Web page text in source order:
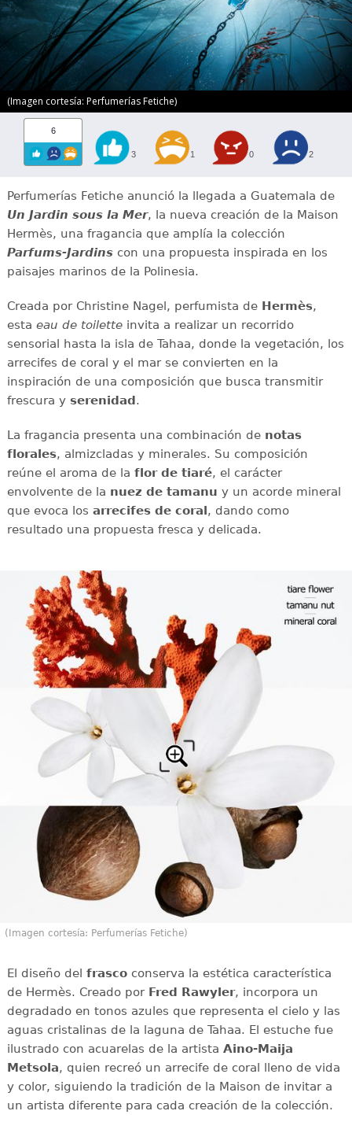
(Imagen cortesía: Perfumerías Fetiche)
6
3 1 0 2
Perfumerías Fetiche anunció la llegada a Guatemala de
Un Jardin sous la Mer, la nueva creación de la Maison
Hermès, una fragancia que amplía la colección
Parfums-Jardinscon una propuesta inspirada en los
paisajes marinos de la Polinesia.
Creada por Christine Nagel, perfumista de Hermès,
esta eau de toiletteinvita a realizar un recorrido
sensorial hasta la isla de Tahaa, donde la vegetación, los
arrecifes de coral y el mar se convierten en la
inspiración de una composición que busca transmitir
frescura y serenidad.
La fragancia presenta una combinación de notas
florales, almizcladas y minerales. Su composición
reúne el aroma de la flor de tiaré, el carácter
envolvente de la nuez de tamanu y un acorde mineral
que evoca los arrecifes de coral, dando como
resultado una propuesta fresca y delicada.
(Imagen cortesía: Perfumerías Fetiche)
El diseño del frascoconserva la estética característica
de Hermès. Creado por Fred Rawyler, incorpora un
degradado en tonos azules que representa el cielo y las
aguas cristalinas de la laguna de Tahaa. El estuche fue
ilustrado con acuarelas de la artista Aino-Maija
Metsola, quien recreó un arrecife de coral lleno de vida
y color, siguiendo la tradición de la Maison de invitar a
un artista diferente para cada creación de la colección.